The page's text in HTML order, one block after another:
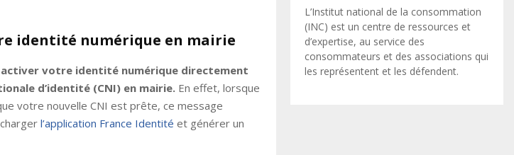
identité numérique en mairie
activer votre identité numérique directement
d’identité (CNI) en mairie. En effet, lorsque
votre nouvelle CNI est prête, ce message
l’application France Identité et générer un
L’Institut national de la consommation
(INC) est un centre de ressources et
d’expertise, au service des
consommateurs et des associations qui
les représentent et les défendent.